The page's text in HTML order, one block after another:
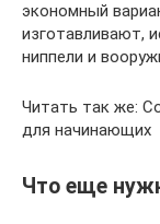
экономный
изготавливают,
ниппели и
Читать так же:
для начинающих
Что еще